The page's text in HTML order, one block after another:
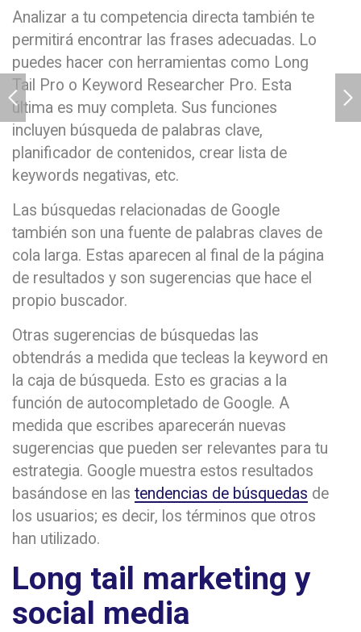
Analizar a tu competencia directa también te
permitirá encontrar las frases adecuadas. Lo
puedes hacer con herramientas como Long
Tail Pro o Keyword Researcher Pro. Esta
última es muy completa. Sus funciones
incluyen búsqueda de palabras clave,
planificador de contenidos, crear lista de
keywords negativas, etc.
Las búsquedas relacionadas de Google
también son una fuente de palabras claves de
cola larga. Estas aparecen al final de la página
de resultados y son sugerencias que hace el
propio buscador.
Otras sugerencias de búsquedas las
obtendrás a medida que tecleas la keyword en
la caja de búsqueda. Esto es gracias a la
función de autocompletado de Google. A
medida que escribes aparecerán nuevas
sugerencias que pueden ser relevantes para tu
estrategia. Google muestra estos resultados
basándose en las tendencias de búsquedas de
los usuarios; es decir, los términos que otros
han utilizado.
Long tail marketing y
social media